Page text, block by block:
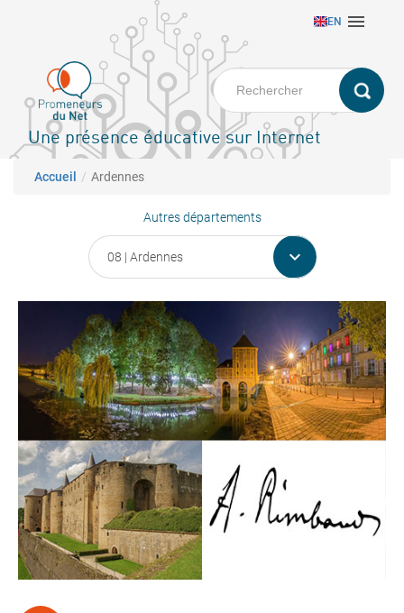
principal
EN 
Une présence éducative sur Internet
Fil d'Ariane
Accueil Ardennes
Autres départements
